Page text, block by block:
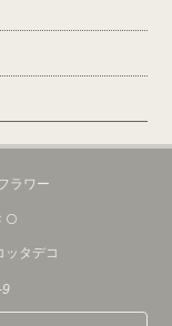
ラワー
ッタデコ
9